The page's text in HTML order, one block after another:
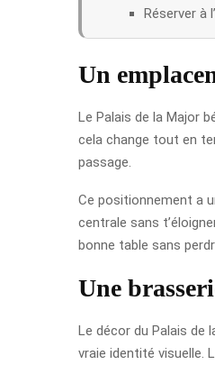
Réserver à
Un
Le Palais de la Major
cela change tout en
passage.
Ce positionnement a
centrale sans
bonne table sans
Une
Le décor du Palais de
vraie identité visuelle.